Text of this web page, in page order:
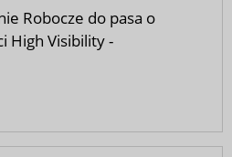
Robocze do pasa o
High Visibility -